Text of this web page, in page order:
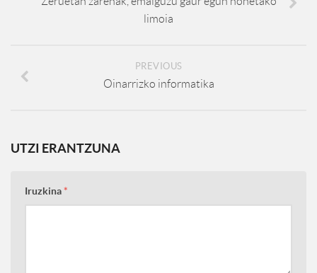
limoia
PREVIOUS
Oinarrizko informatika
UTZI ERANTZUNA
Iruzkina*